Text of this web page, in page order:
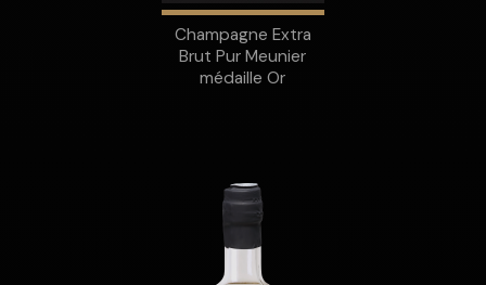
Champagne Extra
Brut Pur Meunier
médaille Or